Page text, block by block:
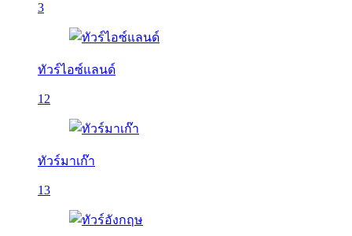
3
ทัวร์ไอซ์แลนด์
12
ทัวร์มาเก๊า
13